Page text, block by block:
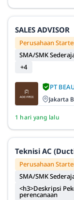
SALES ADVISOR
Perusahaan
SMA/SMK
+4
PT
Jakarta
1 hari yang lalu
Teknisi AC
Perusahaan
SMA/SMK
<h3>Deskripsi
perencanaan